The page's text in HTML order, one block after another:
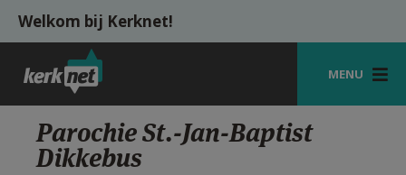
Overslaan en naar de inhoud gaan
Welkom bij Kerknet!
MENU
STARTPAGINA
KERK
Parochie St.-Jan-Baptist
Dikkebus